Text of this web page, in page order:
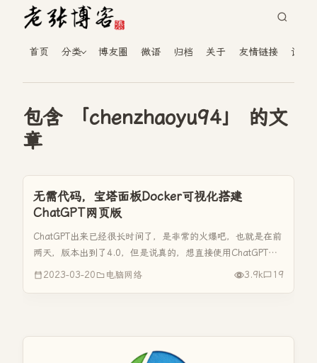
首页 分类 博友圈 微语 归档 关于 友情链接 读者
包含 「chenzhaoyu94」 的文
章
无需代码，宝塔面板Docker可视化搭建
ChatGPT网页版
ChatGPT出来已经很长时间了，是非常的火爆吧，也就是在前
两天，版本出到了4.0，但是说真的，想直接使用ChatGPT还
真的有一定的难度，一是需要科学上网，另外就是4.0版好像
2023-03-20 电脑网络 3.9k 19